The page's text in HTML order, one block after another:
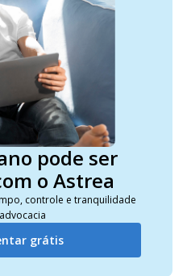
pode ser
o Astrea
controle e tranquilidade
grátis